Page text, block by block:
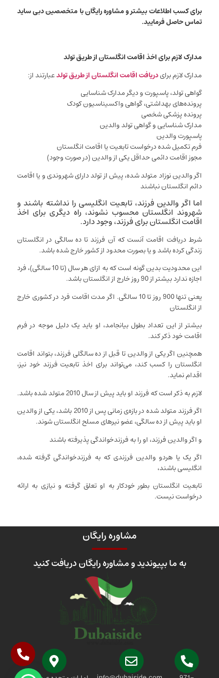
برای کسب اطلاعات بیشتر و مشاوره رایگان با متخصصین دبی ساید
تماس حاصل فرمایید.
مدارک لازم برای اخذ اقامت انگلستان از طریق تولد
مدارک لازم برایدریافت اقامت انگلستان از طریق تولدعبارتند از:
گواهی تولد، پاسپورت و دیگر مدارک شناسایی
پرونده‌های بهداشتی، گواهی واکسیناسیون کودک
پرونده پزشکی شخصی
مدارک شناسایی و گواهی تولد والدین
پاسپورت والدین
فرم تکمیل شده درخواست تابعیت یا اقامت انگلستان
مجوز اقامت دائمی حداقل یکی از والدین (در صورت وجود)
اگر والدین نوزاد متولد شده، پیش از تولد دارای شهروندی و یا اقامت
دائم انگلستان نباشند
اما اگر والدین فرزند، تابعیت انگلیسی را نداشته باشند و
شهروند انگلستان محسوب نشوند، راه دیگری برای اخذ
اقامت انگلستان برای فرزند، وجود دارد.
شرط دریافت اقامت آنست که آن فرزند تا ده سالگی در انگلستان
زندگی کرده باشد و یا بصورت محدود از کشور خارج شده باشد.
این محدودیت بدین گونه است که به ازای هر سال (تا 10 سالگی)، فرد
اجازه ندارد بیشتر از 90 روز خارج از انگلستان باشد.
یعنی تنها 900 روز تا 10 سالگی. اگر مدت اقامت فرد در کشوری خارج
از انگلستان
بیشتر از این تعداد بطول بیانجامد، او باید یک دلیل موجه در فرم
اقامت خود ذکر کند.
همچنین اگر یکی از والدین تا قبل از ده سالگلی فرزند، بتواند اقامت
انگلستان را کسب کند، می‌تواند برای اخذ تابعیت فرزند خود نیز،
اقدام نماید.
لازم به ذکر است که فرزند او باید پیش از سال 2010 متولد شده باشد.
اگر فرزند متولد شده در بازه‌ی زمانی پس از 2010 باشد، یکی از والدین
او باید پیش از ده سالگی، عضو نیرهای مسلح انگلستان شوند.
و اگر والدین فرزند، او را به فرزندخواندگی پذیرفته باشند
اگر یک یا هردو والدین فرزندی که به فرزندخواندگی گرفته شده،
انگلیسی باشند،
تابعیت انگلستان بطور خودکار به او تعلق گرفته و نیازی به ارائه
درخواست نیست.
مشاوره رایگان
به ما بپیوندید و مشاوره رایگان دریافت کنید